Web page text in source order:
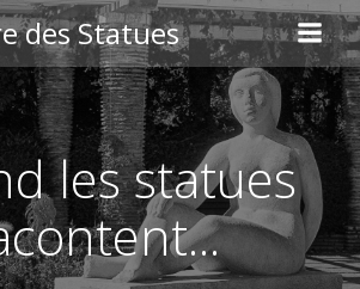
Aller
au
contenu
des Statues
les statues